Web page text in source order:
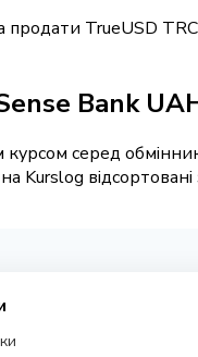
TrueUSD
Bank
серед